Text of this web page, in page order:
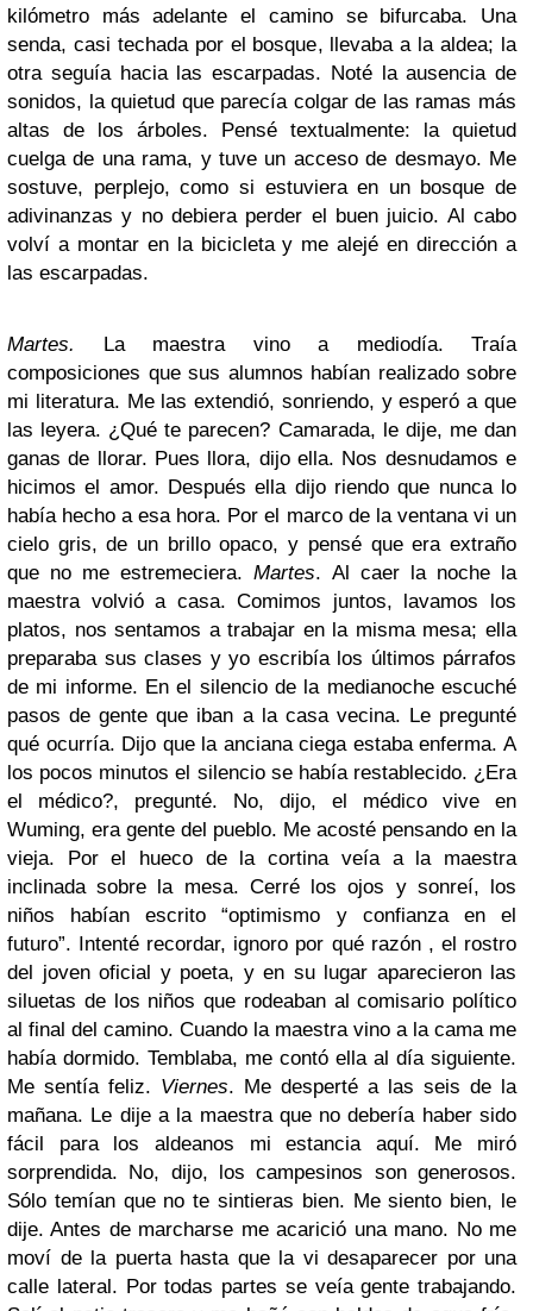
kilómetro más adelante el camino se bifurcaba. Una
senda, casi techada por el bosque, llevaba a la aldea; la
otra seguía hacia las escarpadas. Noté la ausencia de
sonidos, la quietud que parecía colgar de las ramas más
altas de los árboles. Pensé textualmente: la quietud
cuelga de una rama, y tuve un acceso de desmayo. Me
sostuve, perplejo, como si estuviera en un bosque de
adivinanzas y no debiera perder el buen juicio. Al cabo
volví a montar en la bicicleta y me alejé en dirección a
las escarpadas.
Martes. La maestra vino a mediodía. Traía
composiciones que sus alumnos habían realizado sobre
mi literatura. Me las extendió, sonriendo, y esperó a que
las leyera. ¿Qué te parecen? Camarada, le dije, me dan
ganas de llorar. Pues llora, dijo ella. Nos desnudamos e
hicimos el amor. Después ella dijo riendo que nunca lo
había hecho a esa hora. Por el marco de la ventana vi un
cielo gris, de un brillo opaco, y pensé que era extraño
que no me estremeciera.Martes. Al caer la noche la
maestra volvió a casa. Comimos juntos, lavamos los
platos, nos sentamos a trabajar en la misma mesa; ella
preparaba sus clases y yo escribía los últimos párrafos
de mi informe. En el silencio de la medianoche escuché
pasos de gente que iban a la casa vecina. Le pregunté
qué ocurría. Dijo que la anciana ciega estaba enferma. A
los pocos minutos el silencio se había restablecido. ¿Era
el médico?, pregunté. No, dijo, el médico vive en
Wuming, era gente del pueblo. Me acosté pensando en la
vieja. Por el hueco de la cortina veía a la maestra
inclinada sobre la mesa. Cerré los ojos y sonreí, los
niños habían escrito “optimismo y confianza en el
futuro”. Intenté recordar, ignoro por qué razón , el rostro
del joven oficial y poeta, y en su lugar aparecieron las
siluetas de los niños que rodeaban al comisario político
al final del camino. Cuando la maestra vino a la cama me
había dormido. Temblaba, me contó ella al día siguiente.
Me sentía feliz. Viernes. Me desperté a las seis de la
mañana. Le dije a la maestra que no debería haber sido
fácil para los aldeanos mi estancia aquí. Me miró
sorprendida. No, dijo, los campesinos son generosos.
Sólo temían que no te sintieras bien. Me siento bien, le
dije. Antes de marcharse me acarició una mano. No me
moví de la puerta hasta que la vi desaparecer por una
calle lateral. Por todas partes se veía gente trabajando.